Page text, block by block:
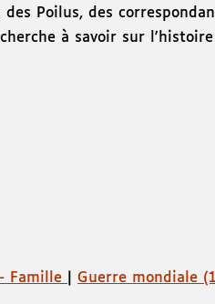
Poilus, des
à savoir sur
Famille
Guerre mondiale